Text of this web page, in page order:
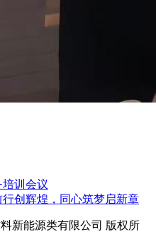
训会议
行创辉煌，同心筑梦启新章
新能源类有限公司 版权所